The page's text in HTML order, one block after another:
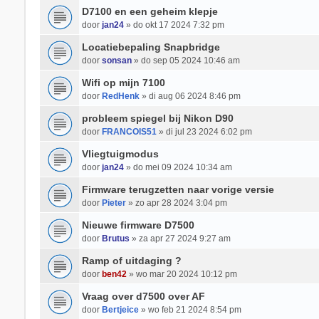
D7100 en een geheim klepje
door jan24» do okt 17 2024 7:32 pm
Locatiebepaling Snapbridge
door sonsan» do sep 05 2024 10:46 am
Wifi op mijn 7100
door RedHenk» di aug 06 2024 8:46 pm
probleem spiegel bij Nikon D90
door FRANCOIS51» di jul 23 2024 6:02 pm
Vliegtuigmodus
door jan24» do mei 09 2024 10:34 am
Firmware terugzetten naar vorige versie
door Pieter» zo apr 28 2024 3:04 pm
Nieuwe firmware D7500
door Brutus » za apr 27 2024 9:27 am
Ramp of uitdaging ?
door ben42» wo mar 20 2024 10:12 pm
Vraag over d7500 over AF
door Bertjeice» wo feb 21 2024 8:54 pm